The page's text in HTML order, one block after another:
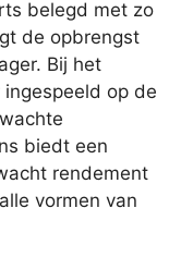
belegd met zo
de opbrengst
Bij het
op de
biedt een
rendement
vormen van